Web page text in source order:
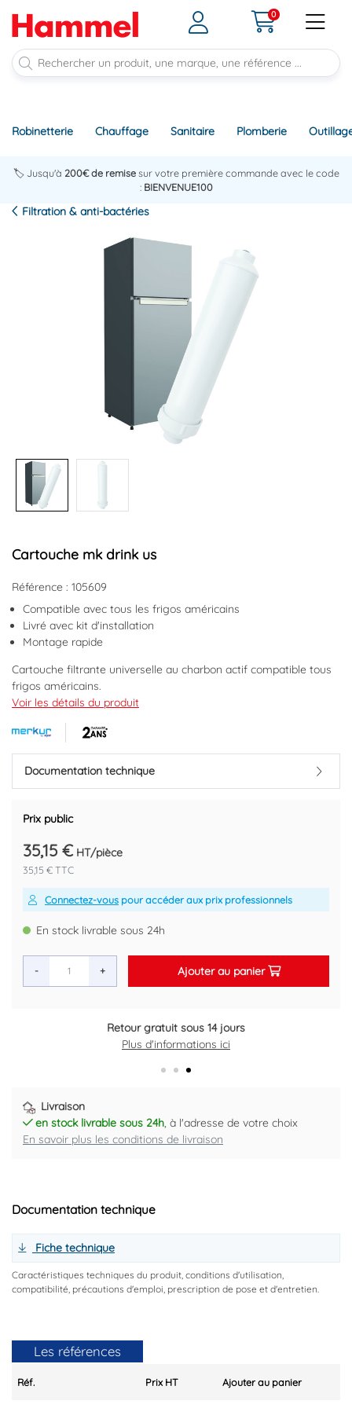
0
Robinetterie Chauffage Sanitaire Plomberie
🏷️ Jusqu'à 200€ de remisesur votre première commande avec le code
: BIENVENUE100
Filtration & anti-bactéries
Cartouche mk drink us
Référence : 105609
Compatible avec tous les frigos américains
Livré avec kit d'installation
Montage rapide
Cartouche filtrante universelle au charbon actif compatible tous
frigos américains.
Livré avec kit d'installation.
d'obtenir de l'eau et des glaçons de meilleur goût et de meilleure
qualité.
Montage rapide 1/4".
Pression de service 6 bars.
Raccordement double femelle20/27.
Marque : MERKUR BY AYOR
Code EAN : 3700350808758
Voir les détails du produit
Documentation technique
Prix public
35,15 € HT/pièce
35,15 € TTC
Connectez-vous pour accéder aux prix professionnels
En stock livrable sous 24h
- + Ajouter au panier
Retour gratuit sous 14 jours
Plus d'informations ici
Livraison
en stock livrable sous 24h, à l'adresse de votre choix
En savoir plus les conditions de livraison
Documentation technique
Fiche technique
Caractéristiques techniques du produit, conditions d'utilisation,
compatibilité, précautions d'emploi, prescription de pose et d'entretien.
Les références
Réf. Prix HT Ajouter au panier